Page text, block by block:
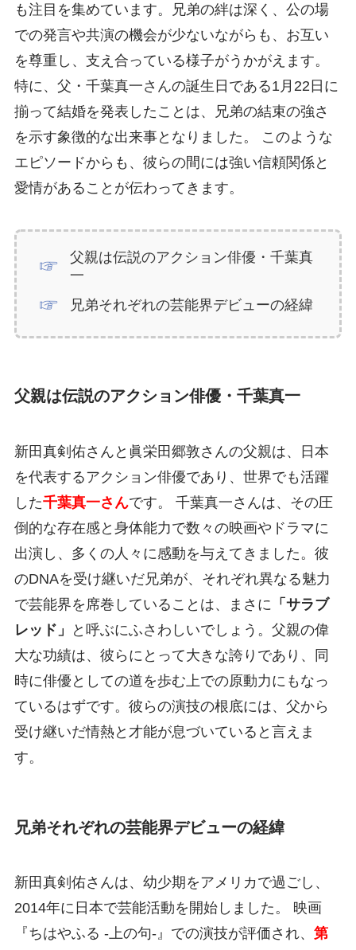
も注目を集めています。兄弟の絆は深く、公の場
での発言や共演の機会が少ないながらも、お互い
を尊重し、支え合っている様子がうかがえます。
特に、父・千葉真一さんの誕生日である1月22日に
揃って結婚を発表したことは、兄弟の結束の強さ
を示す象徴的な出来事となりました。 このような
エピソードからも、彼らの間には強い信頼関係と
愛情があることが伝わってきます。
父親は伝説のアクション俳優・千葉真
一
兄弟それぞれの芸能界デビューの経緯
父親は伝説のアクション俳優・千葉真一
新田真剣佑さんと眞栄田郷敦さんの父親は、日本
を代表するアクション俳優であり、世界でも活躍
した千葉真一さんです。 千葉真一さんは、その圧
倒的な存在感と身体能力で数々の映画やドラマに
出演し、多くの人々に感動を与えてきました。彼
のDNAを受け継いだ兄弟が、それぞれ異なる魅力
で芸能界を席巻していることは、まさに 「サラブ
レッド」
と呼ぶにふさわしいでしょう。父親の偉
大な功績は、彼らにとって大きな誇りであり、同
時に俳優としての道を歩む上での原動力にもなっ
ているはずです。彼らの演技の根底には、父から
受け継いだ情熱と才能が息づいていると言えま
す。
兄弟それぞれの芸能界デビューの経緯
新田真剣佑さんは、幼少期をアメリカで過ごし、
2014年に日本で芸能活動を開始しました。 映画
『ちはやふる -上の句-』での演技が評価され、 第